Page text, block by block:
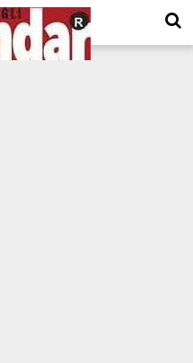
f08c47fec0942fa0